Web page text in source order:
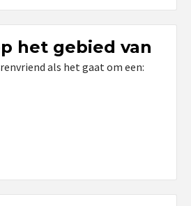
het gebied van
als het gaat om een: